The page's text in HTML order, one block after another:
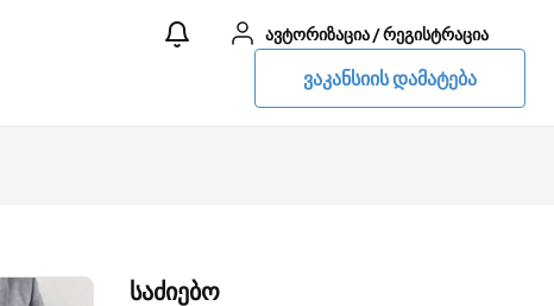
ავტორიზაცია/რეგისტრაცია
ვაკანსიის დამატება
საძიებო